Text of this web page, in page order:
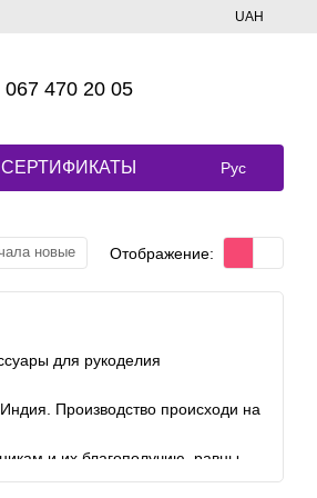
UAH
067 470 20 05
Рус
новые Отображение:
для рукоделия
Производство происходи на
и их благополучию, равны